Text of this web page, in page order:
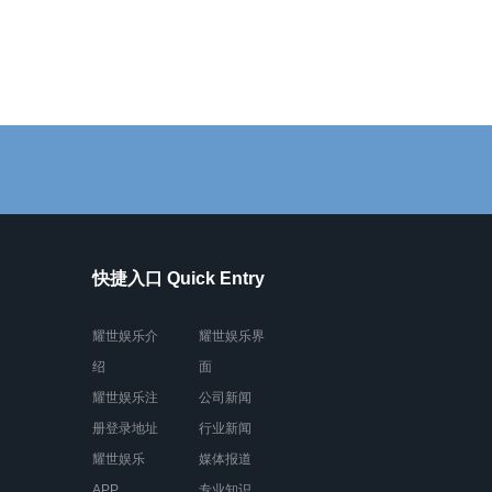
快捷入口 Quick Entry
耀世娱乐介
绍
耀世娱乐注
册登录地址
耀世娱乐
耀世娱乐界
面
公司新闻
行业新闻
媒体报道